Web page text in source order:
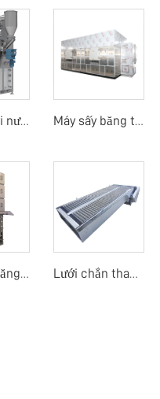
Máy bay hơi nước thải Máy sấy băng tải nhiệt độ thấp bằng bơm nhiệt
Màn hình băng dòng trung tâm Lưới chắn thanh mảnh